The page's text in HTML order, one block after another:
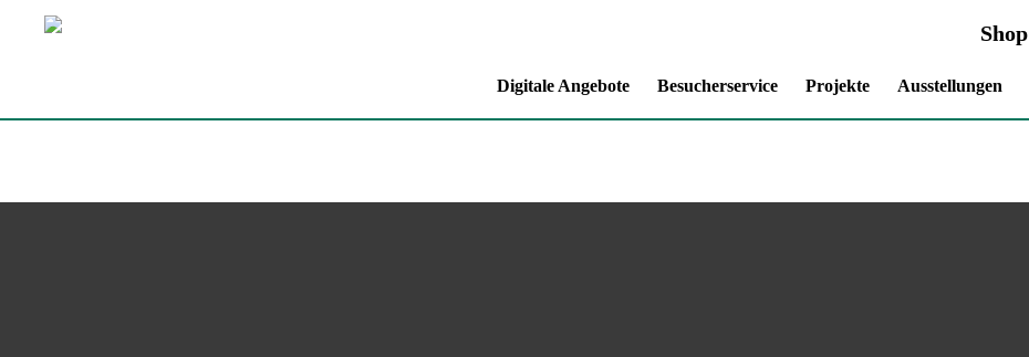
Shop
Digitale Angebote Besucherservice Projekte Ausstellungen